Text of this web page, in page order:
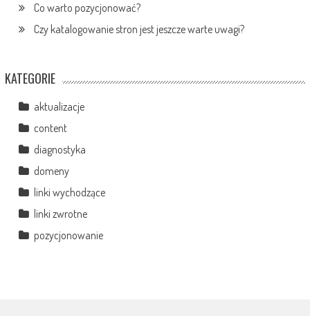
Co warto pozycjonować?
Czy katalogowanie stron jest jeszcze warte uwagi?
KATEGORIE
aktualizacje
content
diagnostyka
domeny
linki wychodzące
linki zwrotne
pozycjonowanie